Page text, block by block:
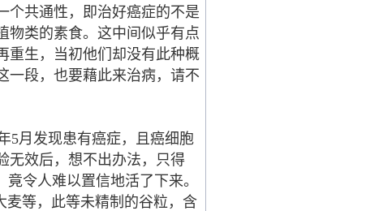
个共通性，即治好癌症的不是
物类的素食。这中间似乎有点
重生，当初他们却没有此种概
一段，也要藉此来治病，请不
5月发现患有癌症，且癌细胞
无效后，想不出办法，只得
令人难以置信地活了下来。
麦等，此等未精制的谷粒，含